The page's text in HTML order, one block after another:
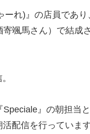
ーれ)』の店員であ
颯馬さん）で結成
』の朝担当
配信を行っています